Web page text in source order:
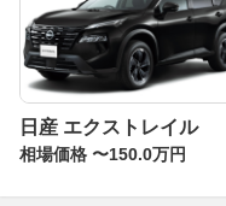
日産 エクストレイル
相場価格 〜150.0万円